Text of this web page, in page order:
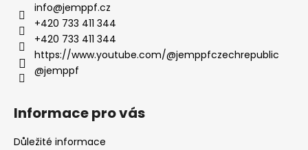
info@jemppf.cz
+420 733 411 344
+420 733 411 344
https://www.youtube.com/@jemppfczechrepublic
@jemppf
Informace pro vás
Důležité informace